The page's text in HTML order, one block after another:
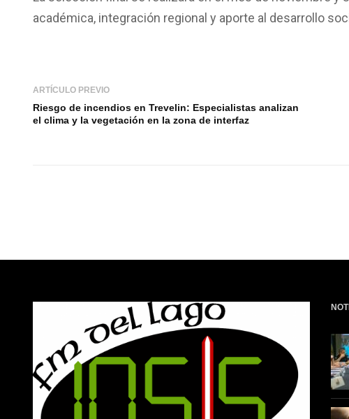
académica, integración regional y aporte al desarrollo
ARTÍCULO PREVIO
Riesgo de incendios en Trevelin: Especialistas analizan
el clima y la vegetación en la zona de interfaz